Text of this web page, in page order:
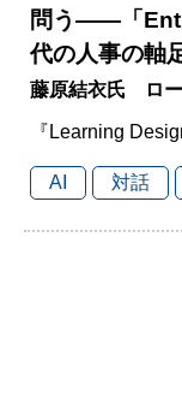
問う――「
代の人事の軸
藤原結衣氏 ロ
『Learning
AI 対話